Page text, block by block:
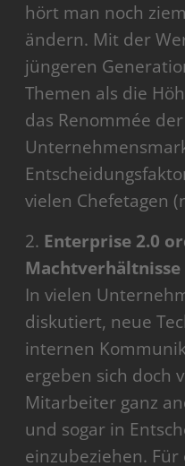
hört man noch
ändern. Mit der
jüngeren
Themen als die
das Renommée
vielen Chefetagen
2. Enterprise 2.0
Machtverhältnisse
In vielen
diskutiert, neue
internen
ergeben sich doch
Mitarbeiter ganz
und sogar in
einzubeziehen.